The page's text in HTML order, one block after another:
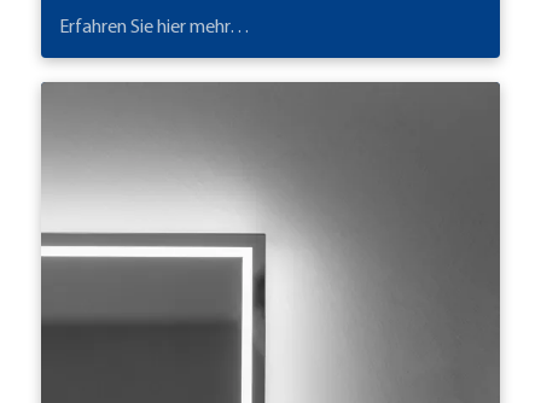
Wichtigste.
Erfahren Sie hier mehr…